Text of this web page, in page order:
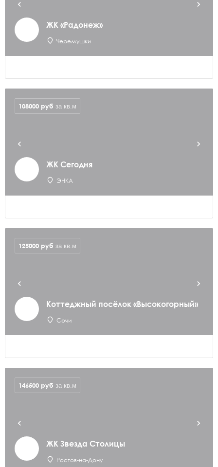
ЖК «Радонеж»
Черемушки
ЖК Сегодня
ЭНКА
108000 руб за кв.м
Коттеджный посёлок «Высокогорный»
Сочи
125000 руб за кв.м
ЖК Звезда Столицы
Ростов-на-Дону
146500 руб за кв.м